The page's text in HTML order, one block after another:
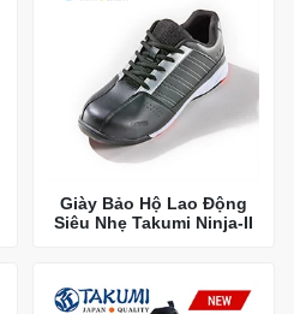
Giày Bảo Hộ Lao Động
Siêu Nhẹ Takumi Ninja-II